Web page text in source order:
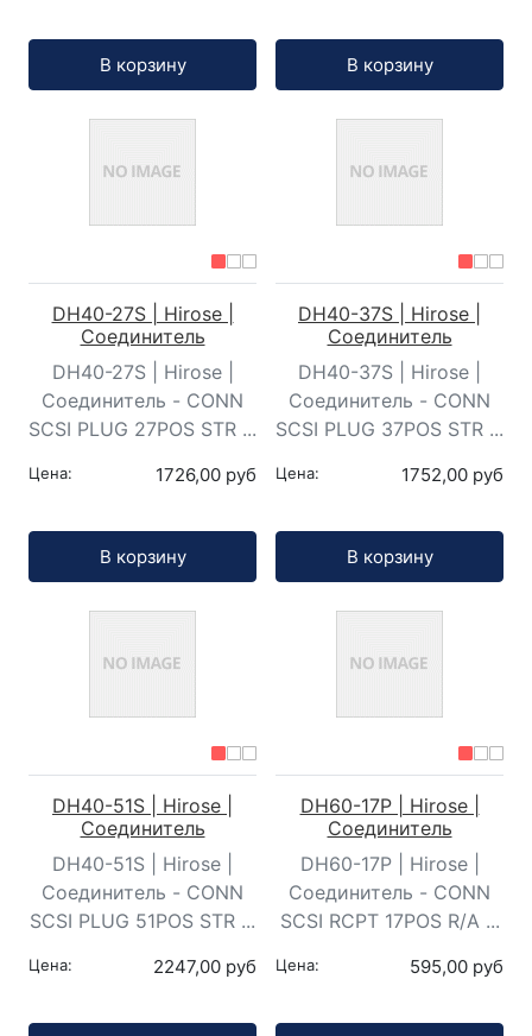
В корзину В корзину
DH40-27S | Hirose |
Соединитель
DH40-27S | Hirose |
Соединитель - CONN
SCSI PLUG 27POS STR ...
Цена: 1726,00 руб
В корзину
DH40-37S | Hirose |
Соединитель
DH40-37S | Hirose |
Соединитель - CONN
SCSI PLUG 37POS STR ...
Цена: 1752,00 руб
В корзину
DH40-51S | Hirose |
Соединитель
DH40-51S | Hirose |
Соединитель - CONN
SCSI PLUG 51POS STR ...
Цена: 2247,00 руб
DH60-17P | Hirose |
Соединитель
DH60-17P | Hirose |
Соединитель - CONN
SCSI RCPT 17POS R/A ...
Цена: 595,00 руб